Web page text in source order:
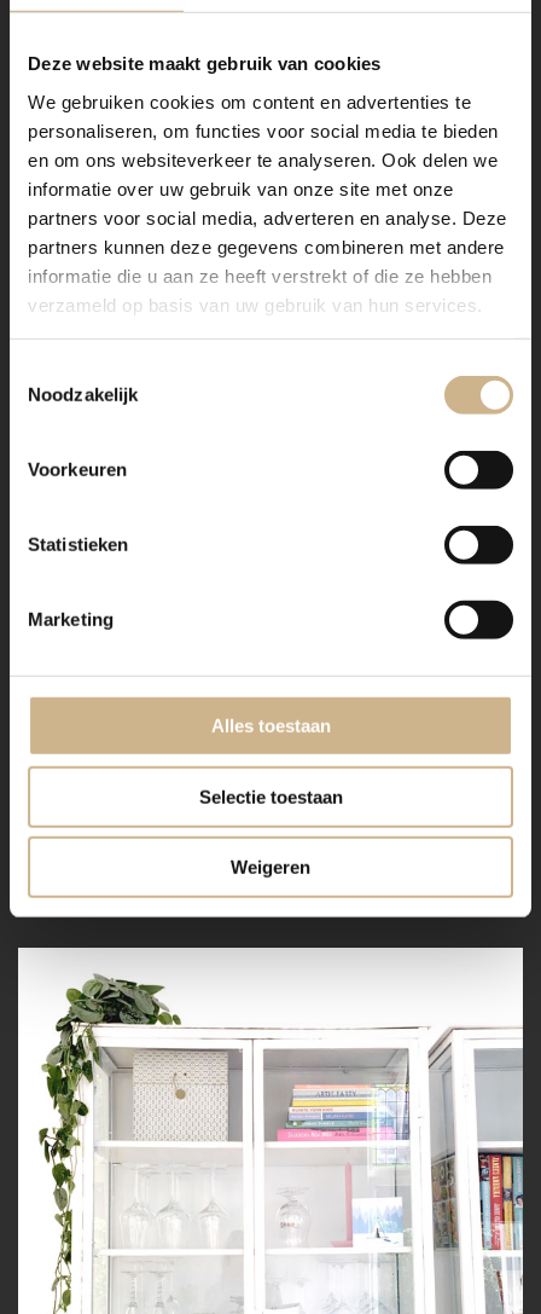
Deze website maakt gebruik van cookies
We gebruiken cookies om content en advertenties te
personaliseren, om functies voor social media te bieden
en om ons websiteverkeer te analyseren. Ook delen we
informatie over uw gebruik van onze site met onze
partners voor social media, adverteren en analyse. Deze
partners kunnen deze gegevens combineren met andere
informatie die u aan ze heeft verstrekt of die ze hebben
verzameld op basis van uw gebruik van hun services.
Noodzakelijk
Voorkeuren
Statistieken
Marketing
Alles toestaan
Selectie toestaan
Weigeren